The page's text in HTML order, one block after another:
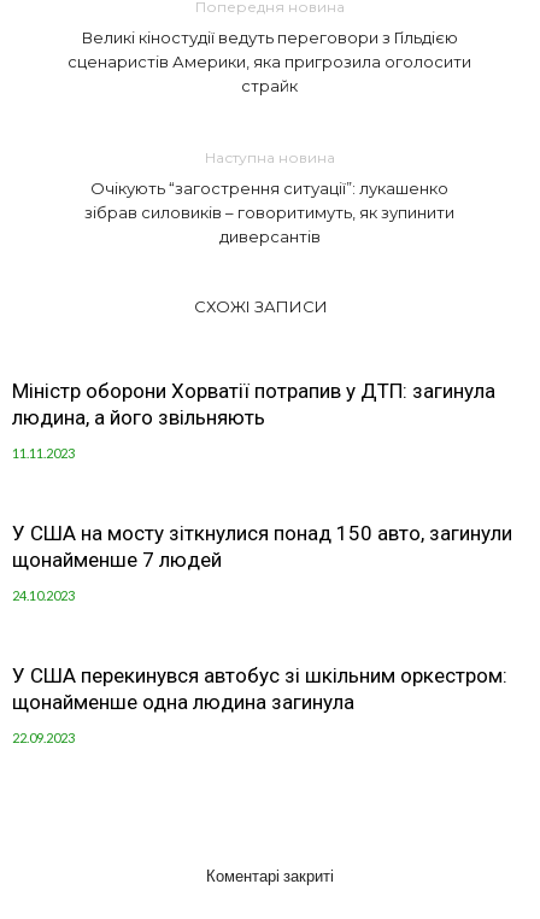
Попередня новина
Великі кіностудії ведуть переговори з Гільдією
сценаристів Америки, яка пригрозила оголосити
страйк
Наступна новина
Очікують “загострення ситуації”: лукашенко
зібрав силовиків – говоритимуть, як зупинити
диверсантів
СХОЖІ ЗАПИСИ
Міністр оборони Хорватії потрапив у ДТП: загинула
людина, а його звільняють
11.11.2023
У США на мосту зіткнулися понад 150 авто, загинули
щонайменше 7 людей
24.10.2023
У США перекинувся автобус зі шкільним оркестром:
щонайменше одна людина загинула
22.09.2023
Коментарі закриті